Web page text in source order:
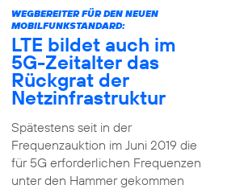
WEGBEREITER FÜR DEN NEUEN
MOBILFUNKSTANDARD:
LTE bildet auch im
5G-Zeitalter das
Rückgrat der
Netzinfrastruktur
Spätestens seit in der
Frequenzauktion im Juni 2019 die
für 5G erforderlichen Frequenzen
unter den Hammer gekommen